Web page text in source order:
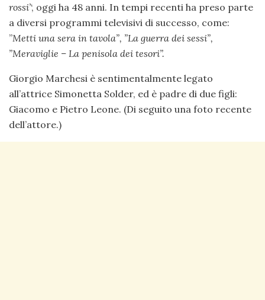
rossi’‘, oggi ha 48 anni. In tempi recenti ha preso parte
a diversi programmi televisivi di successo, come:
”Metti una sera in tavola”, ”La guerra dei sessi”,
”Meraviglie – La penisola dei tesori”.
Giorgio Marchesi è sentimentalmente legato
all’attrice Simonetta Solder, ed è padre di due figli:
Giacomo e Pietro Leone. (Di seguito una foto recente
dell’attore.)